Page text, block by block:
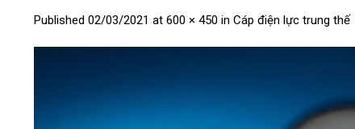
Published 02/03/2021 at 600 × 450 in Cáp điện lực trung thế